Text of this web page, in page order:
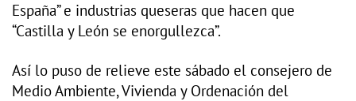
España” e industrias queseras que hacen que
“Castilla y León se enorgullezca”.
Así lo puso de relieve este sábado el consejero de
Medio Ambiente, Vivienda y Ordenación del